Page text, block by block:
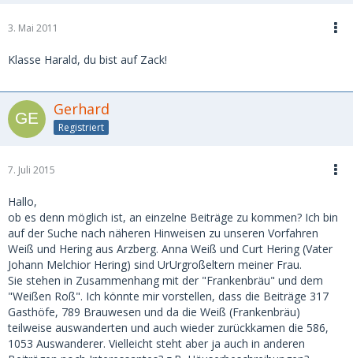
3. Mai 2011
Klasse Harald, du bist auf Zack!
Gerhard
Registriert
7. Juli 2015
Hallo,
ob es denn möglich ist, an einzelne Beiträge zu kommen? Ich bin
auf der Suche nach näheren Hinweisen zu unseren Vorfahren
Weiß und Hering aus Arzberg. Anna Weiß und Curt Hering (Vater
Johann Melchior Hering) sind UrUrgroßeltern meiner Frau.
Sie stehen in Zusammenhang mit der "Frankenbräu" und dem
"Weißen Roß". Ich könnte mir vorstellen, dass die Beiträge 317
Gasthöfe, 789 Brauwesen und da die Weiß (Frankenbräu)
teilweise auswanderten und auch wieder zurückkamen die 586,
1053 Auswanderer. Vielleicht steht aber ja auch in anderen